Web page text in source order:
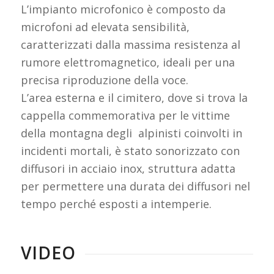
L’impianto microfonico è composto da
microfoni ad elevata sensibilità,
caratterizzati dalla massima resistenza al
rumore elettromagnetico, ideali per una
precisa riproduzione della voce.
L’area esterna e il cimitero, dove si trova la
cappella commemorativa per le vittime
della montagna degli alpinisti coinvolti in
incidenti mortali, è stato sonorizzato con
diffusori in acciaio inox, struttura adatta
per permettere una durata dei diffusori nel
tempo perché esposti a intemperie.
VIDEO